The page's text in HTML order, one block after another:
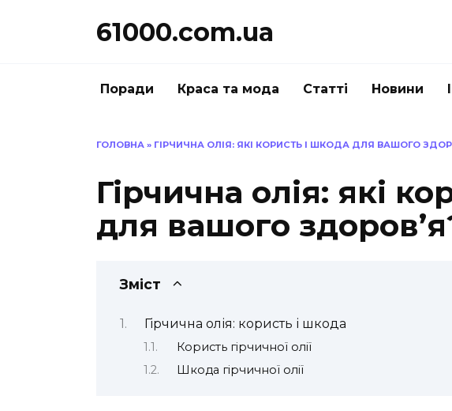
61000.com.ua
Поради Краса та мода Статті Новини
ГОЛОВНА » ГІРЧИЧНА ОЛІЯ: ЯКІ КОРИСТЬ І ШКОДА ДЛЯ ВАШОГО
Гірчична олія: які
для вашого
Зміст
Гірчична олія: користь і шкода
Користь гірчичної олії
Шкода гірчичної олії